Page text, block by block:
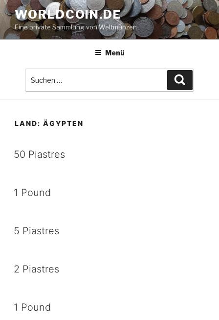
Zum
Inhalt
springen
WORLDCOIN.DE
Eine private Sammlung von Weltmünzen
Menü
LAND: ÄGYPTEN
50 Piastres
1 Pound
5 Piastres
2 Piastres
1 Pound